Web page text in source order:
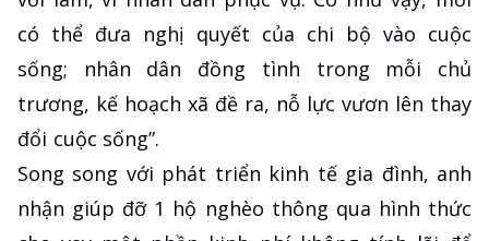
có thể đưa nghị quyết của chi bộ vào cuộc
sống; nhân dân đồng tình trong mỗi chủ
trương, kế hoạch xã đề ra, nỗ lực vươn lên thay
đổi cuộc sống”.
Song song với phát triển kinh tế gia đình, anh
nhận giúp đỡ 1 hộ nghèo thông qua hình thức